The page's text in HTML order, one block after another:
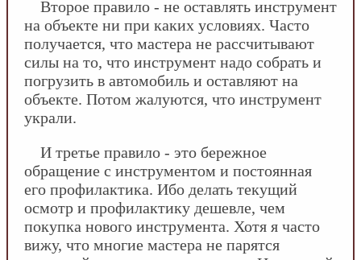
Второе правило - не оставлять инструмент
на объекте ни при каких условиях. Часто
получается, что мастера не рассчитывают
силы на то, что инструмент надо собрать и
погрузить в автомобиль и оставляют на
объекте. Потом жалуются, что инструмент
украли.
И третье правило - это бережное
обращение с инструментом и постоянная
его профилактика. Ибо делать текущий
осмотр и профилактику дешевле, чем
покупка нового инструмента. Хотя я часто
вижу, что многие мастера не парятся